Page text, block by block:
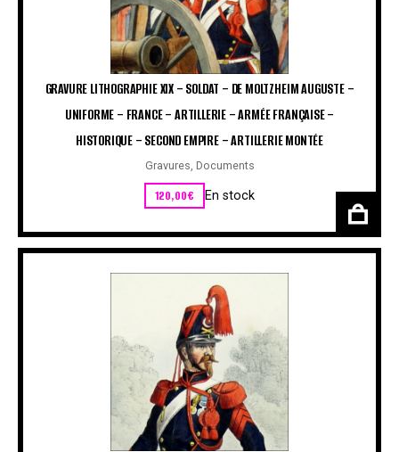
GRAVURE LITHOGRAPHIE XIX – SOLDAT – DE MOLTZHEIM AUGUSTE –
UNIFORME – FRANCE – ARTILLERIE – ARMÉE FRANÇAISE –
HISTORIQUE – SECOND EMPIRE – ARTILLERIE MONTÉE
Gravures, Documents
120,00€ En stock